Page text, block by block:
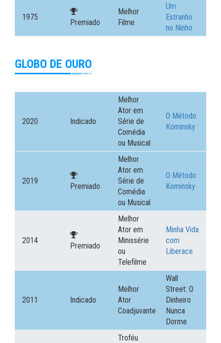
1975
Premiado
Melhor
Filme
Um
Estranho
no Ninho
GLOBO DE OURO
2020 Indicado
Melhor
Ator em
Série de
Comédia
ou Musical
O Método
Kominsky
2019
Premiado
Melhor
Ator em
Série de
Comédia
ou Musical
O Método
Kominsky
2014
Premiado
Melhor
Ator em
Minissérie
ou
Telefilme
Minha Vida
com
Liberace
2011 Indicado
Melhor
Ator
Coadjuvante
Wall
Street: O
Dinheiro
Nunca
Dorme
Troféu